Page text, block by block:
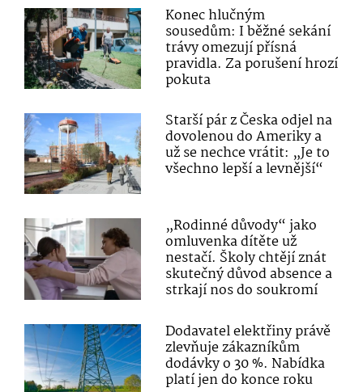
Konec hlučným
sousedům: I běžné sekání
trávy omezují přísná
pravidla. Za porušení hrozí
pokuta
Starší pár z Česka odjel na
dovolenou do Ameriky a
už se nechce vrátit: „Je to
všechno lepší a levnější“
„Rodinné důvody“ jako
omluvenka dítěte už
nestačí. Školy chtějí znát
skutečný důvod absence a
strkají nos do soukromí
Dodavatel elektřiny právě
zlevňuje zákazníkům
dodávky o 30 %. Nabídka
platí jen do konce roku